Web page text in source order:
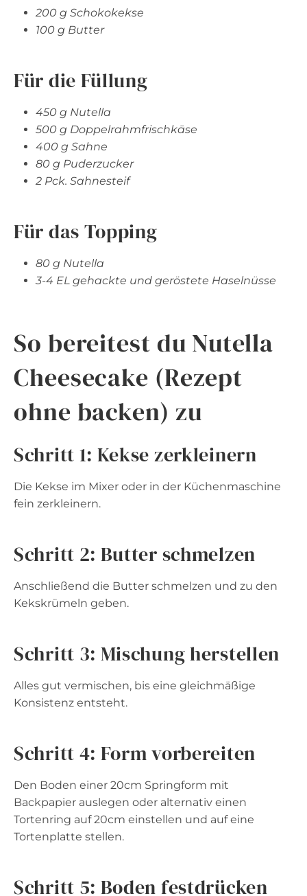
200 g Schokokekse
100 g Butter
Für die Füllung
450 g Nutella
500 g Doppelrahmfrischkäse
400 g Sahne
80 g Puderzucker
2 Pck. Sahnesteif
Für das Topping
80 g Nutella
3-4 EL gehackte und geröstete Haselnüsse
So bereitest du Nutella
Cheesecake (Rezept
ohne backen) zu
Schritt 1: Kekse zerkleinern
Die Kekse im Mixer oder in der Küchenmaschine
fein zerkleinern.
Schritt 2: Butter schmelzen
Anschließend die Butter schmelzen und zu den
Kekskrümeln geben.
Schritt 3: Mischung herstellen
Alles gut vermischen, bis eine gleichmäßige
Konsistenz entsteht.
Schritt 4: Form vorbereiten
Den Boden einer 20cm Springform mit
Backpapier auslegen oder alternativ einen
Tortenring auf 20cm einstellen und auf eine
Tortenplatte stellen.
Schritt 5: Boden festdrücken